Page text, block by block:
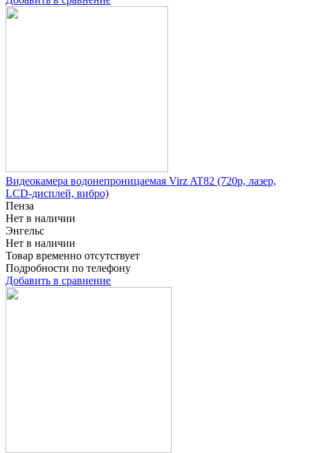
Видеокамера водонепроницаемая Virz AT82 (720p, лазер,
LCD-дисплей, вибро)
Пенза
Нет в наличии
Энгельс
Нет в наличии
Товар временно отсутствует
Подробности по телефону
Добавить в сравнение